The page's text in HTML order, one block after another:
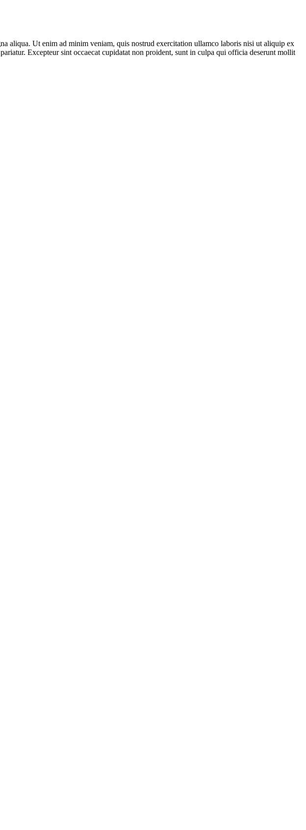
aliqua. Ut enim ad minim veniam, quis nostrud exercitation ullamco laboris nisi ut aliquip ex
Excepteur sint occaecat cupidatat non proident, sunt in culpa qui officia deserunt mollit